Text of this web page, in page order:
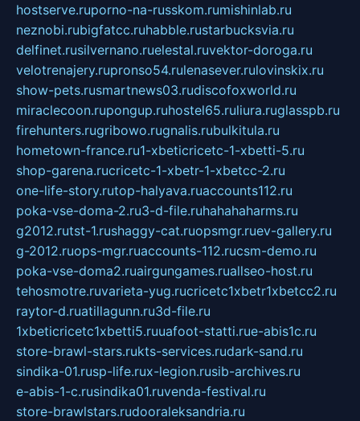
hostserve.ruporno-na-russkom.rumishinlab.ru
neznobi.rubigfatcc.ruhabble.rustarbucksvia.ru
delfinet.rusilvernano.ruelestal.ruvektor-doroga.ru
velotrenajery.rupronso54.rulenasever.rulovinskix.ru
show-pets.rusmartnews03.rudiscofoxworld.ru
miraclecoon.rupongup.ruhostel65.ruliura.ruglasspb.ru
firehunters.rugribowo.rugnalis.rubulkitula.ru
hometown-france.ru1-xbeticricetc-1-xbetti-5.ru
shop-garena.rucricetc-1-xbetr-1-xbetcc-2.ru
one-life-story.rutop-halyava.ruaccounts112.ru
poka-vse-doma-2.ru3-d-file.ruhahahaharms.ru
g2012.rutst-1.rushaggy-cat.ruopsmgr.ruev-gallery.ru
g-2012.ruops-mgr.ruaccounts-112.rucsm-demo.ru
poka-vse-doma2.ruairgungames.ruallseo-host.ru
tehosmotre.ruvarieta-yug.rucricetc1xbetr1xbetcc2.ru
raytor-d.ruatillagunn.ru3d-file.ru
1xbeticricetc1xbetti5.ruuafoot-statti.rue-abis1c.ru
store-brawl-stars.rukts-services.rudark-sand.ru
sindika-01.rusp-life.rux-legion.rusib-archives.ru
e-abis-1-c.rusindika01.ruvenda-festival.ru
store-brawlstars.rudooraleksandria.ru